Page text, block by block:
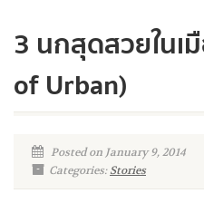
3 นกสุดสวยในเ
of Urban)
Posted on January 9, 2014
Categories:Stories